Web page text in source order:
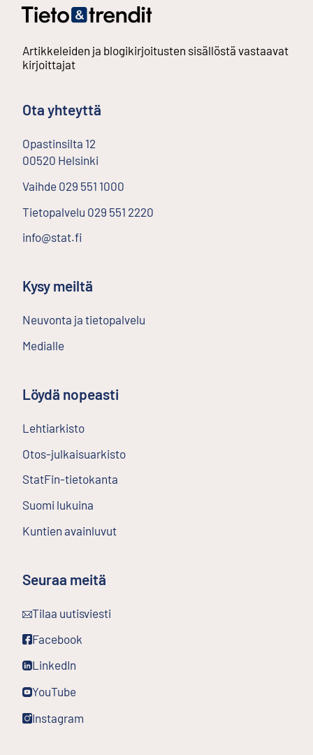
Artikkeleiden ja blogikirjoitusten sisällöstä vastaavat
kirjoittajat
Ota yhteyttä
Opastinsilta 12
00520 Helsinki
Vaihde 029 551 1000
Tietopalvelu 029 551 2220
info@stat.fi
Kysy meiltä
Neuvonta ja tietopalvelu
Medialle
Löydä nopeasti
Lehtiarkisto
Otos-julkaisuarkisto
StatFin-tietokanta
Suomi lukuina
Kuntien avainluvut
Seuraa meitä
Tilaa uutisviesti
Ulkoinen linkki
Facebook
Ulkoinen linkki
LinkedIn
Ulkoinen linkki
YouTube
Ulkoinen linkki
Instagram
Ulkoinen linkki